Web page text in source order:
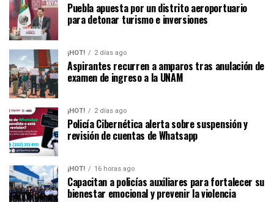
Puebla apuesta por un distrito aeroportuario
para detonar turismo e inversiones
¡HOT! 2 días ago
Aspirantes recurren a amparos tras anulación de
examen de ingreso a la UNAM
¡HOT! 2 días ago
Policía Cibernética alerta sobre suspensión y
revisión de cuentas de Whatsapp
¡HOT! 16 horas ago
Capacitan a policías auxiliares para fortalecer su
bienestar emocional y prevenir la violencia